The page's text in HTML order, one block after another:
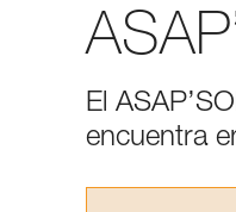
El
encuentra